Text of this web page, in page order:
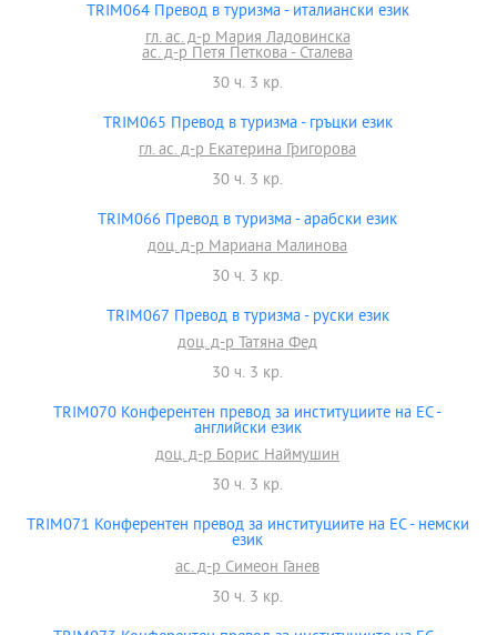
TRIM064 Превод в туризма - италиански език
гл. ас. д-р Мария Ладовинска
ас. д-р Петя Петкова - Сталева
30 ч. 3 кр.
TRIM065 Превод в туризма - гръцки език
гл. ас. д-р Екатерина Григорова
30 ч. 3 кр.
TRIM066 Превод в туризма - арабски език
доц. д-р Мариана Малинова
30 ч. 3 кр.
TRIM067 Превод в туризма - руски език
доц. д-р Татяна Фед
30 ч. 3 кр.
TRIM070 Конферентен превод за институциите на ЕС -
английски език
доц. д-р Борис Наймушин
30 ч. 3 кр.
TRIM071 Конферентен превод за институциите на ЕС - немски
език
ас. д-р Симеон Ганев
30 ч. 3 кр.